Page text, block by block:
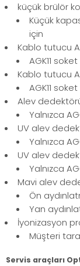
küçük brülör
Küçük
için
Kablo tutucu
AGK11
Kablo tutucu
AGK11
Alev
Yalnızca
UV alev
Yalnızca
UV alev
Yalnızca
Mavi alev
Ön
Yan
İyonizasyon
Müşteri
Servis araçları